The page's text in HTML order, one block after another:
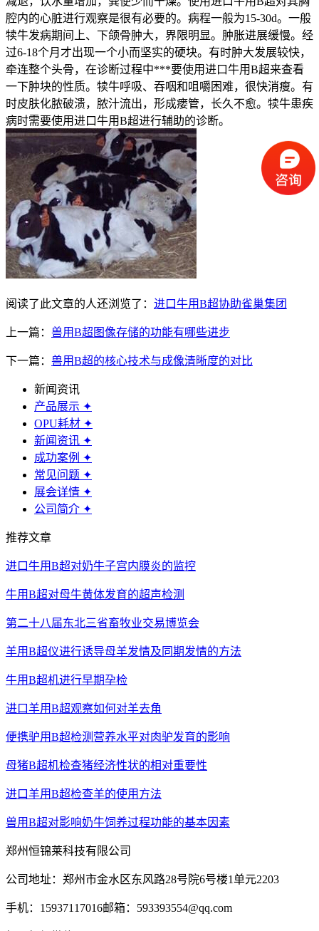
腔内的心脏进行观察是很有必要的。病程一般为15-30d。一般
犊牛发病期间上、下颌骨肿大，界限明显。肿胀进展缓慢。经
过6-18个月才出现一个小而坚实的硬块。有时肿大发展较快，
牵连整个头骨，在诊断过程中***要使用进口牛用B超来查看
一下肿块的性质。犊牛呼吸、吞咽和咀嚼困难，很快消瘦。有
时皮肤化脓破溃，脓汁流出，形成瘘管，长久不愈。犊牛患疾
病时需要使用进口牛用B超进行辅助的诊断。
阅读了此文章的人还浏览了： 进口牛用B超协助雀巢集团
上一篇： 兽用B超图像存储的功能有哪些进步
下一篇： 兽用B超的核心技术与成像清晰度的对比
新闻资讯
产品展示 ✦
OPU耗材 ✦
新闻资讯 ✦
成功案例 ✦
常见问题 ✦
展会详情 ✦
公司简介 ✦
推荐文章
进口牛用B超对奶牛子宫内膜炎的监控
牛用B超对母牛黄体发育的超声检测
第二十八届东北三省畜牧业交易博览会
羊用B超仪进行诱导母羊发情及同期发情的方法
牛用B超机进行早期孕检
进口羊用B超观察如何对羊去角
便携驴用B超检测营养水平对肉驴发育的影响
母猪B超机检查猪经济性状的相对重要性
进口羊用B超检查羊的使用方法
兽用B超对影响奶牛饲养过程功能的基本因素
郑州恒锦莱科技有限公司
公司地址：郑州市金水区东风路28号院6号楼1单元2203
手机：15937117016邮箱：593393554@qq.com